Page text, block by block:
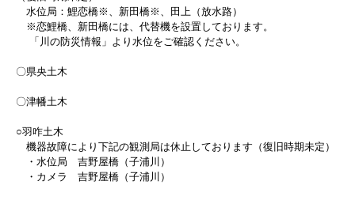
水位局：鯉恋橋※、新田橋※、田上（放水路）
※恋鯉橋、新田橋には、代替機を設置しております。
「川の防災情報」より水位をご確認ください。
〇県央土木
〇津幡土木
○羽咋土木
機器故障により下記の観測局は休止しております（復旧時期未定）
・水位局 吉野屋橋（子浦川）
・カメラ 吉野屋橋（子浦川）